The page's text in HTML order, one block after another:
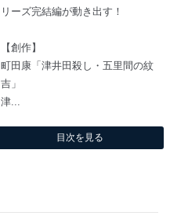
リーズ完結編が動き出す！
【創作】
町田康「津井田殺し・五里間の紋
吉」
津...
目次を見る